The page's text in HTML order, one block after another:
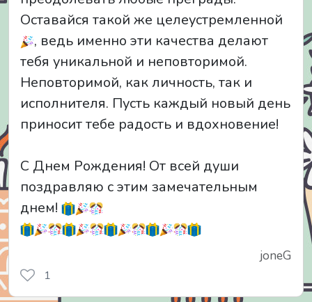
Оставайся такой же целеустремленной
, ведь именно эти качества делают
тебя уникальной и неповторимой.
Неповторимой, как личность, так и
исполнителя. Пусть каждый новый день
приносит тебе радость и вдохновение!
С Днем Рождения! От всей души
поздравляю с этим замечательным
днем!
joneG
1